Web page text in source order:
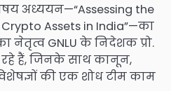
अध्ययन—“Assessing the
Assets in India”—का
नेतृत्व GNLU के निदेशक प्रो.
रहे हैं, जिनके साथ कानून,
की एक शोध टीम काम